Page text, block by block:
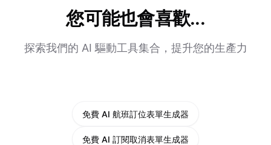
您可能也會喜歡...
探索我們的 AI 驅動工具集合，提升您的生產力
免費 AI 航班訂位表單生成器
免費 AI 訂閱取消表單生成器